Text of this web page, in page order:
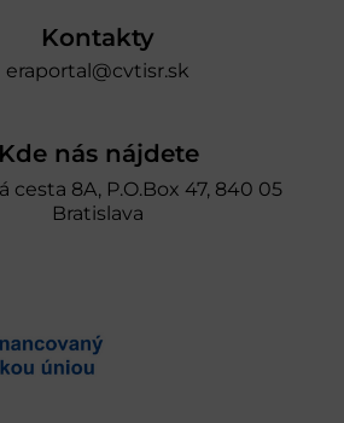
Kontakty
eraportal@cvtisr.sk
Kde nás nájdete
cesta 8A, P.O.Box 47, 840 05
Bratislava